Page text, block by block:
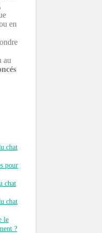
,
en
au
chat
pour
chat
chat
le
?